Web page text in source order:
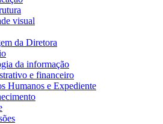
visual
da Diretora
da informação
e financeiro
Humanos e Expediente